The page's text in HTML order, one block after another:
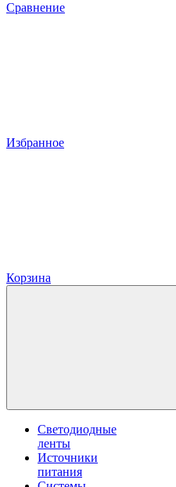
Сравнение
Избранное
Корзина
Светодиодные
ленты
Источники
питания